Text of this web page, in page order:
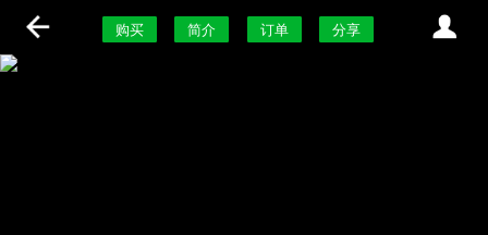
购买 简介 订单 分享